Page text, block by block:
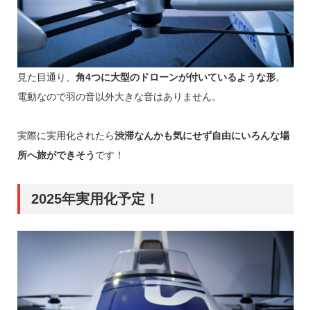
見た目通り、 角4つに大型のドローンが付いているような形。
電動なので羽の音以外大きな音はありません。
実際に実用化されたら渋滞なんかも気にせず自由にいろんな場
所へ旅ができそう です！
2025年実用化予定！